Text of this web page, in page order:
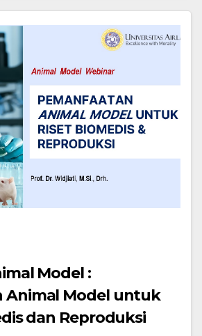
Model :
Animal Model untuk
dan Reproduksi